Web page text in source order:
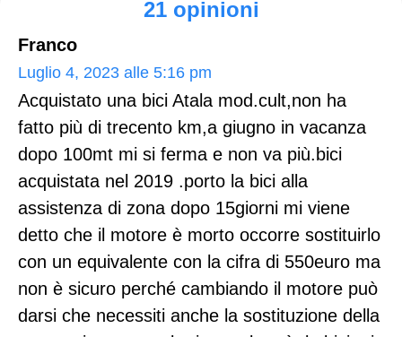
21 opinioni
Franco
Luglio 4, 2023 alle 5:16 pm
Acquistato una bici Atala mod.cult,non ha
fatto più di trecento km,a giugno in vacanza
dopo 100mt mi si ferma e non va più.bici
acquistata nel 2019 .porto la bici alla
assistenza di zona dopo 15giorni mi viene
detto che il motore è morto occorre sostituirlo
con un equivalente con la cifra di 550euro ma
non è sicuro perché cambiando il motore può
darsi che necessiti anche la sostituzione della